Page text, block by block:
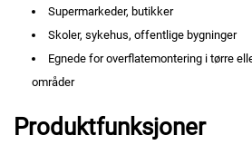
Supermarkeder, butikker
Skoler, sykehus, offentlige bygninger
Egnede for overflatemontering i tørre
områder
Produktfunksjoner